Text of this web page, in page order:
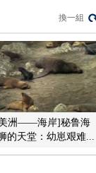
05 13:12:11
十分》 20161004
04 13:22:10
十分》 20161003
換一組
洲——海岸]秘鲁海
的天堂：幼崽艰难...